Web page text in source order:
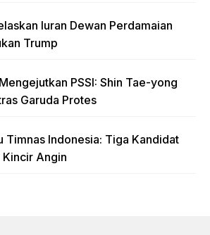
Iuran Dewan Perdamaian
Trump
PSSI: Shin Tae-yong
Garuda Protes
Timnas Indonesia: Tiga Kandidat
Angin